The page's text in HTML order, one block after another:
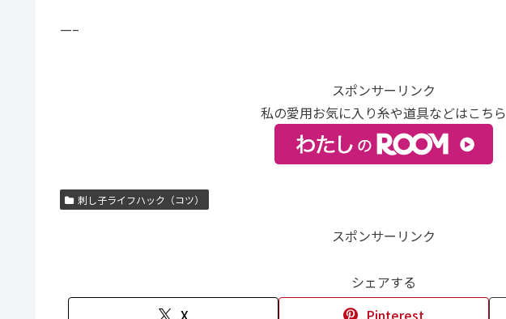
—–
スポンサーリンク
私の愛用お気に入り糸や道具などはこちら
刺し子ライフハック（コツ）
スポンサーリンク
シェアする